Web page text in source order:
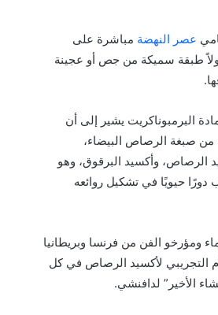
عصر النهضة مباشرة على
طبقة سميكة من جص أو عجينة
البرمبوناكريت يشير إلى أن
صبغة الرصاص البيضاء،
الرصاص، وأكسيد البرقوق، وهو
دورًا حيويًا في تشكيل روائعه
ومؤرخو الفن من فرنسا وبريطانيا
التجريبي لأكسيد الرصاص في كل
الأخير” لدافنشي.